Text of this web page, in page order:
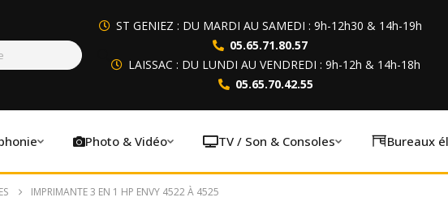
ST GENIEZ : DU MARDI AU SAMEDI : 9h-12h30 & 14h-19h
05.65.71.80.57
LAISSAC : DU LUNDI AU VENDREDI : 9h-12h & 14h-18h
05.65.70.42.55
Photo & Vidéo TV / Son & Consoles Bureaux
IMPRIMANTE 3 EN 1 HP ENVY 4522 À 4525